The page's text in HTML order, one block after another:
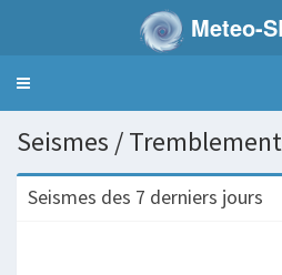
Meteo-
Toggle
Seismes /
Seismes des 7 derniers jours